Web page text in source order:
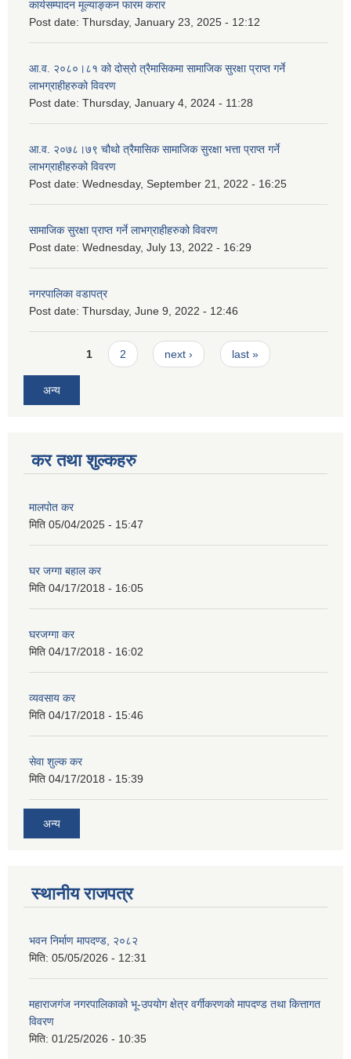
कार्यसम्पादन मूल्याङ्कन फारम करार
Post date: Thursday, January 23, 2025 - 12:12
आ.व. २०८०।८१ को दोस्रो त्रैमासिकमा सामाजिक सुरक्षा प्राप्त गर्ने
लाभग्राहीहरुको विवरण
Post date: Thursday, January 4, 2024 - 11:28
आ.व. २०७८।७९ चौथो त्रैमासिक सामाजिक सुरक्षा भत्ता प्राप्त गर्ने
लाभग्राहीहरुको विवरण
Post date: Wednesday, September 21, 2022 - 16:25
सामाजिक सुरक्षा प्राप्त गर्ने लाभग्राहीहरुको विवरण
Post date: Wednesday, July 13, 2022 - 16:29
नगरपालिका वडापत्र
Post date: Thursday, June 9, 2022 - 12:46
Pages1 2 next › last »
अन्य
कर तथा शुल्कहरु
मालपोत कर
मिति 05/04/2025 - 15:47
घर जग्गा बहाल कर
मिति 04/17/2018 - 16:05
घरजग्गा कर
मिति 04/17/2018 - 16:02
व्यवसाय कर
मिति 04/17/2018 - 15:46
सेवा शुल्क कर
मिति 04/17/2018 - 15:39
अन्य
स्थानीय राजपत्र
भवन निर्माण मापदण्ड, २०८२
मिति: 05/05/2026 - 12:31
महाराजगंज नगरपालिकाको भू-उपयोग क्षेत्र वर्गीकरणको मापदण्ड तथा कित्तागत
विवरण
मिति: 01/25/2026 - 10:35